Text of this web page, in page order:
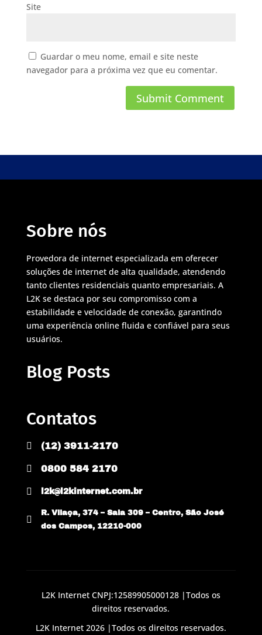
Site
Guardar o meu nome, email e site neste
navegador para a próxima vez que eu comentar.
Sobre nós
Provedora de internet especializada em oferecer
soluções de internet de alta qualidade, atendendo
tanto clientes residenciais quanto empresariais. A
L2K se destaca por seu compromisso com a
estabilidade e velocidade de conexão, garantindo
uma experiência online fluida e confiável para seus
usuários.
Blog Posts
Contatos
 (12) 3911-2170
 0800 584 2170
 l2k@l2kinternet.com.br

R. Vilaça, 374 – Sala 309 – Centro, São José
dos Campos, 12210-000
L2K Internet CNPJ:12589905000128 |Todos os
direitos reservados.
L2K Internet 2026 |Todos os direitos reservados.